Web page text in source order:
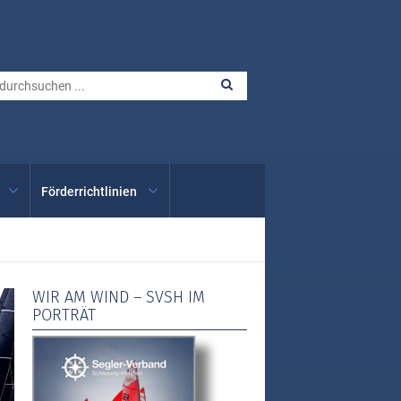
Förderrichtlinien
WIR AM WIND – SVSH IM
PORTRÄT